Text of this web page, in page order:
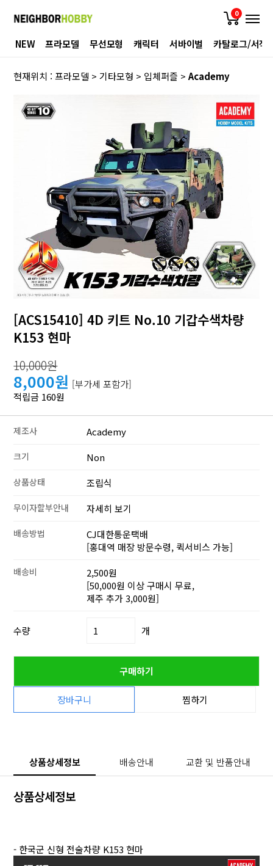
0
NEW 프라모델 무선모형 캐릭터 서바이벌 카탈로그/서적
현재위치 :프라모델 >기타모형 > 입체퍼즐 >Academy
[ACS15410] 4D 키트 No.10 기갑수색차량
K153 현마
10,000원
8,000원 [부가세 포함가]
적립금 160원
제조사 Academy
크기 Non
상품상태 조립식
무이자할부안내 자세히 보기
배송방법
CJ대한통운택배
[홍대역 매장 방문수령, 퀵서비스 가능]
배송비
2,500원
[50,000원 이상 구매시 무료,
제주 추가 3,000원]
수량 개
구매하기
장바구니 찜하기
상품상세정보 배송안내 교환 및 반품안내
상품상세정보
- 한국군 신형 전술차량 K153 현마